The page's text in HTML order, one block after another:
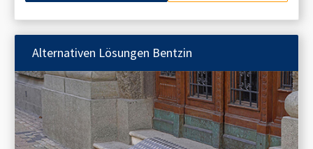
Alternativen Lösungen Bentzin